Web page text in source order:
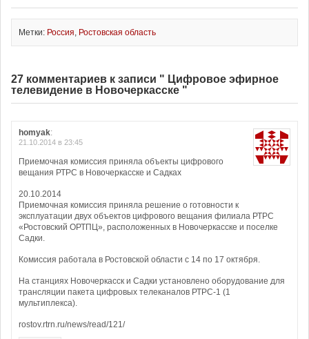
Метки: Россия, Ростовская область
27 комментариев к записи " Цифровое эфирное
телевидение в Новочеркасске "
homyak:
21.10.2014 в 23:45
Приемочная комиссия приняла объекты цифрового
вещания РТРС в Новочеркасске и Садках
20.10.2014
Приемочная комиссия приняла решение о готовности к
эксплуатации двух объектов цифрового вещания филиала РТРС
«Ростовский ОРТПЦ», расположенных в Новочеркасске и поселке
Садки.
Комиссия работала в Ростовской области с 14 по 17 октября.
На станциях Новочеркасск и Садки установлено оборудование для
трансляции пакета цифровых телеканалов РТРС-1 (1
мультиплекса).
rostov.rtrn.ru/news/read/121/